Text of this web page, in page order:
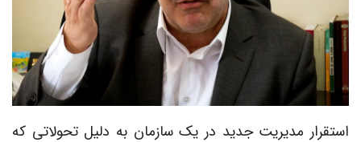
استقرار مدیریت جدید در یک سازمان به دلیل تحولاتی که